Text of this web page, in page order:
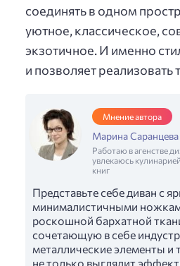
соединять в одном
уютное, классическое,
экзотичное. И именно
и позволяет реализовать
Мнение автора
Марина Саранцева
Работаю в агенстве
увлекаюсь
книг
Представьте себе диван с
минималистичными
роскошной бархатной
сочетающую в себе
металлические элементы и
не только выглядит